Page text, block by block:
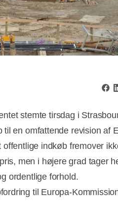
stemte tirsdag i
en omfattende revision af
indkøb fremover
men i højere grad tager
ordentlige forhold.
til Europa-